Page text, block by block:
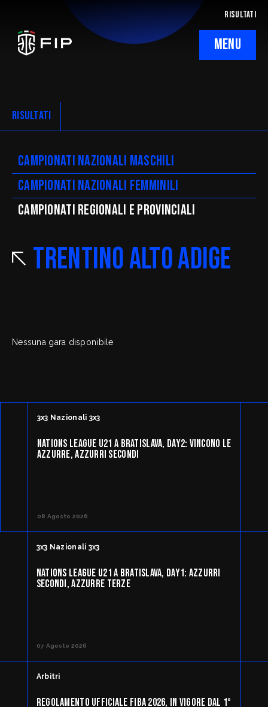
RISULTATI
MENU
Ticketing
Regolamenti
Trasparenza
SafeGuarding/SPOC
Comitati Regionali
FipOnLine
Settore Giovanile
Minibasket
SPORTELLO LEGALE-FISCALE
Giustizia Sportiva
Settore Organizzativo
Webmail
RISULTATI
Campionati nazionali maschili
Campionati nazionali femminili
CAMpionati regionali e provinciali
Trentino Alto Adige
Nessuna gara disponibile
3x3 Nazionali 3x3
NATIONS LEAGUE U21 A BRATISLAVA, DAY2: VINCONO LE
AZZURRE, AZZURRI SECONDI
08 Agosto 2026
3x3 Nazionali 3x3
NATIONS LEAGUE U21 A BRATISLAVA, DAY1: AZZURRI
SECONDI, AZZURRE TERZE
07 Agosto 2026
Arbitri
REGOLAMENTO UFFICIALE FIBA 2026, IN VIGORE DAL 1°